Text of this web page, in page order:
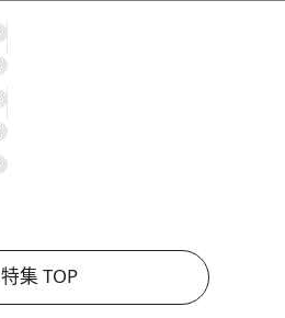
特集 TOP